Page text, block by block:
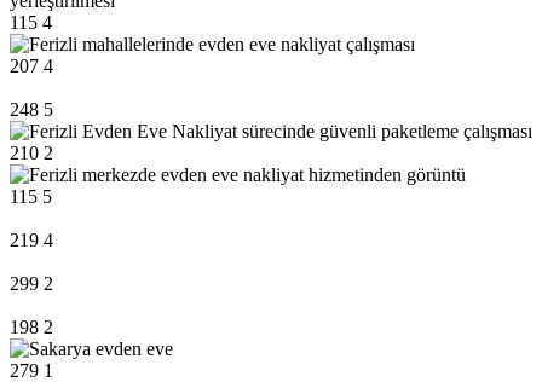
115 4
207 4
248 5
210 2
115 5
219 4
299 2
198 2
279 1